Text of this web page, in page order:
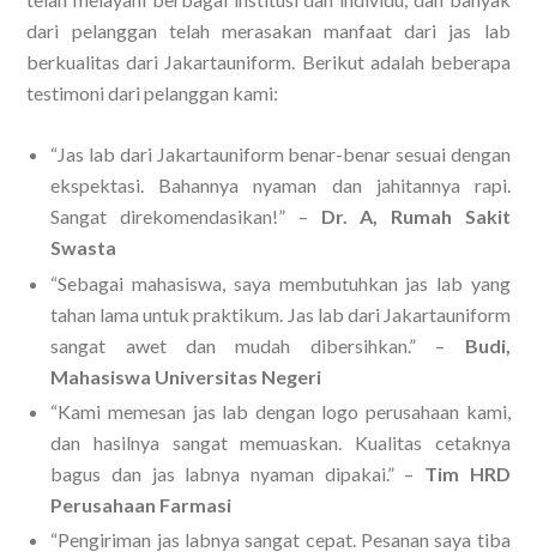
dari pelanggan telah merasakan manfaat dari jas lab
berkualitas dari Jakartauniform. Berikut adalah beberapa
testimoni dari pelanggan kami:
“Jas lab dari Jakartauniform benar-benar sesuai dengan
ekspektasi. Bahannya nyaman dan jahitannya rapi.
Sangat direkomendasikan!” – Dr. A, Rumah Sakit
Swasta
“Sebagai mahasiswa, saya membutuhkan jas lab yang
tahan lama untuk praktikum. Jas lab dari Jakartauniform
sangat awet dan mudah dibersihkan.” – Budi,
Mahasiswa Universitas Negeri
“Kami memesan jas lab dengan logo perusahaan kami,
dan hasilnya sangat memuaskan. Kualitas cetaknya
bagus dan jas labnya nyaman dipakai.” – Tim HRD
Perusahaan Farmasi
“Pengiriman jas labnya sangat cepat. Pesanan saya tiba